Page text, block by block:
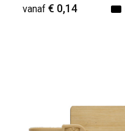
vanaf € 0,14